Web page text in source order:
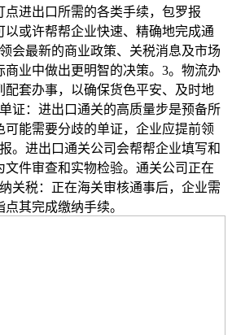
进出口所需的各类手续，包罗报
或许帮帮企业快速、精确地完成通
会最新的商业政策、关税消息及市场
业中做出更明智的决策。3。物流办
套办事，以确保货色平安、及时地
证：进出口通关的高质量步是预备所
能需要分歧的单证，企业应提前领
。进出口通关公司会帮帮企业填写和
件审查和实物检验。通关公司正在
关税：正在海关审核通事后，企业需
其完成缴纳手续。